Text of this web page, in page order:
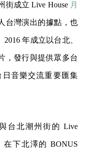
街成立 Live House 月
台灣演出的據點，也
年成立以台北、
，發行與提供眾多台
音樂交流重要匯集
台北潮州街的 Live
在下北澤的 BONUS